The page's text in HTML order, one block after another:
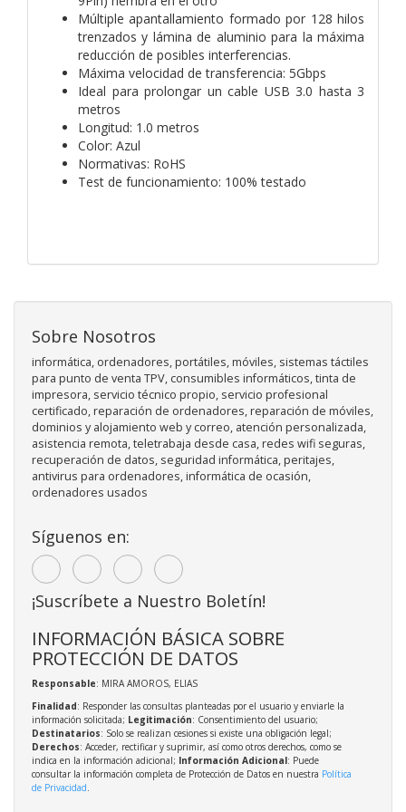
Múltiple apantallamiento formado por 128 hilos
trenzados y lámina de aluminio para la máxima
reducción de posibles interferencias.
Máxima velocidad de transferencia: 5Gbps
Ideal para prolongar un cable USB 3.0 hasta 3
metros
Longitud: 1.0 metros
Color: Azul
Normativas: RoHS
Test de funcionamiento: 100% testado
Sobre Nosotros
informática, ordenadores, portátiles, móviles, sistemas táctiles
para punto de venta TPV, consumibles informáticos, tinta de
impresora, servicio técnico propio, servicio profesional
certificado, reparación de ordenadores, reparación de móviles,
dominios y alojamiento web y correo, atención personalizada,
asistencia remota, teletrabaja desde casa, redes wifi seguras,
recuperación de datos, seguridad informática, peritajes,
antivirus para ordenadores, informática de ocasión,
ordenadores usados
Síguenos en:
¡Suscríbete a Nuestro Boletín!
INFORMACIÓN BÁSICA SOBRE
PROTECCIÓN DE DATOS
Responsable: MIRA AMOROS, ELIAS
Finalidad: Responder las consultas planteadas por el usuario y enviarle la
información solicitada; Legitimación: Consentimiento del usuario;
Destinatarios: Solo se realizan cesiones si existe una obligación legal;
Derechos: Acceder, rectificar y suprimir, así como otros derechos, como se
indica en la información adicional; Información Adicional: Puede
consultar la información completa de Protección de Datos en nuestra Política
de Privacidad